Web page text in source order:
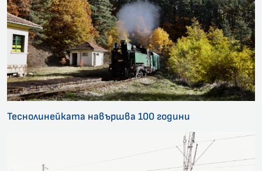
Теснолинейката навършва 100 години